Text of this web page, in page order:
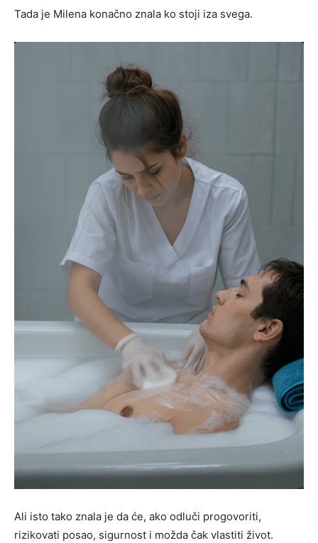
Tada je Milena konačno znala ko stoji iza svega.
Ali isto tako znala je da će, ako odluči progovoriti,
rizikovati posao, sigurnost i možda čak vlastiti život.